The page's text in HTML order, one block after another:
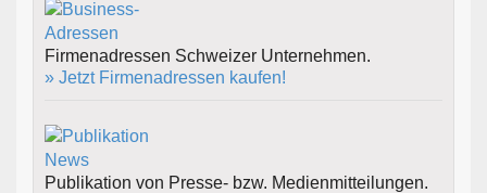
Firmenadressen Schweizer Unternehmen.
» Jetzt Firmenadressen kaufen!
Publikation von Presse- bzw. Medienmitteilungen.